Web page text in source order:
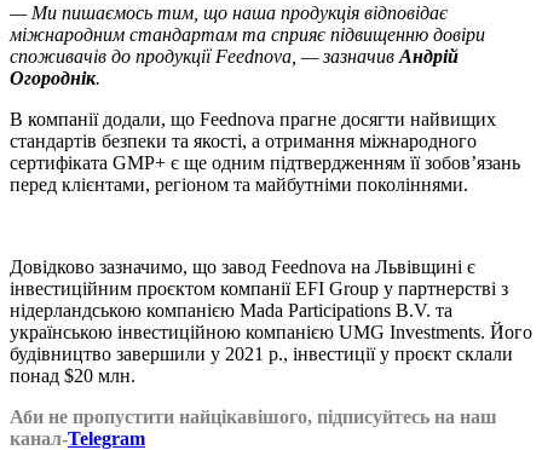
— Ми пишаємось тим, що наша продукція відповідає
міжнародним стандартам та сприяє підвищенню довіри
споживачів до продукції Feednova, — зазначив Андрій
Огороднік.
В компанії додали, що Feednova прагне досягти найвищих
стандартів безпеки та якості, а отримання міжнародного
сертифіката GMP+ є ще одним підтвердженням її зобов’язань
перед клієнтами, регіоном та майбутніми поколіннями.
Довідково зазначимо, що завод Feednova на Львівщині є
інвестиційним проєктом компанії EFI Group у партнерстві з
нідерландською компанією Mada Participations B.V. та
українською інвестиційною компанією UMG Investments. Його
будівництво завершили у 2021 р., інвестиції у проєкт склали
понад $20 млн.
Аби не пропустити найцікавішого, підписуйтесь на наш
канал-Telegram